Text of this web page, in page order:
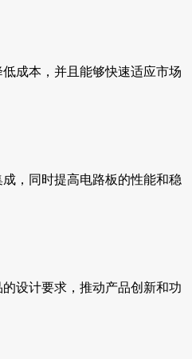
成本，并且能够快速适应市场
，同时提高电路板的性能和稳
设计要求，推动产品创新和功